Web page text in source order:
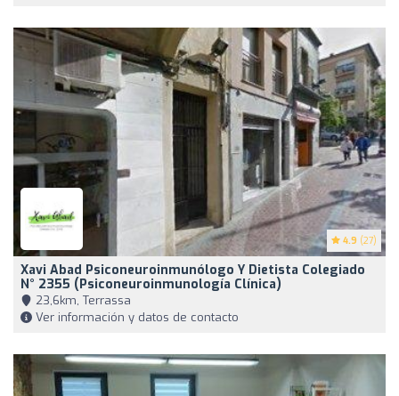
4.9 (27)
Xavi Abad Psiconeuroinmunólogo Y Dietista Colegiado
N° 2355 (Psiconeuroinmunología Clínica)
23,6km, Terrassa
Ver información y datos de contacto